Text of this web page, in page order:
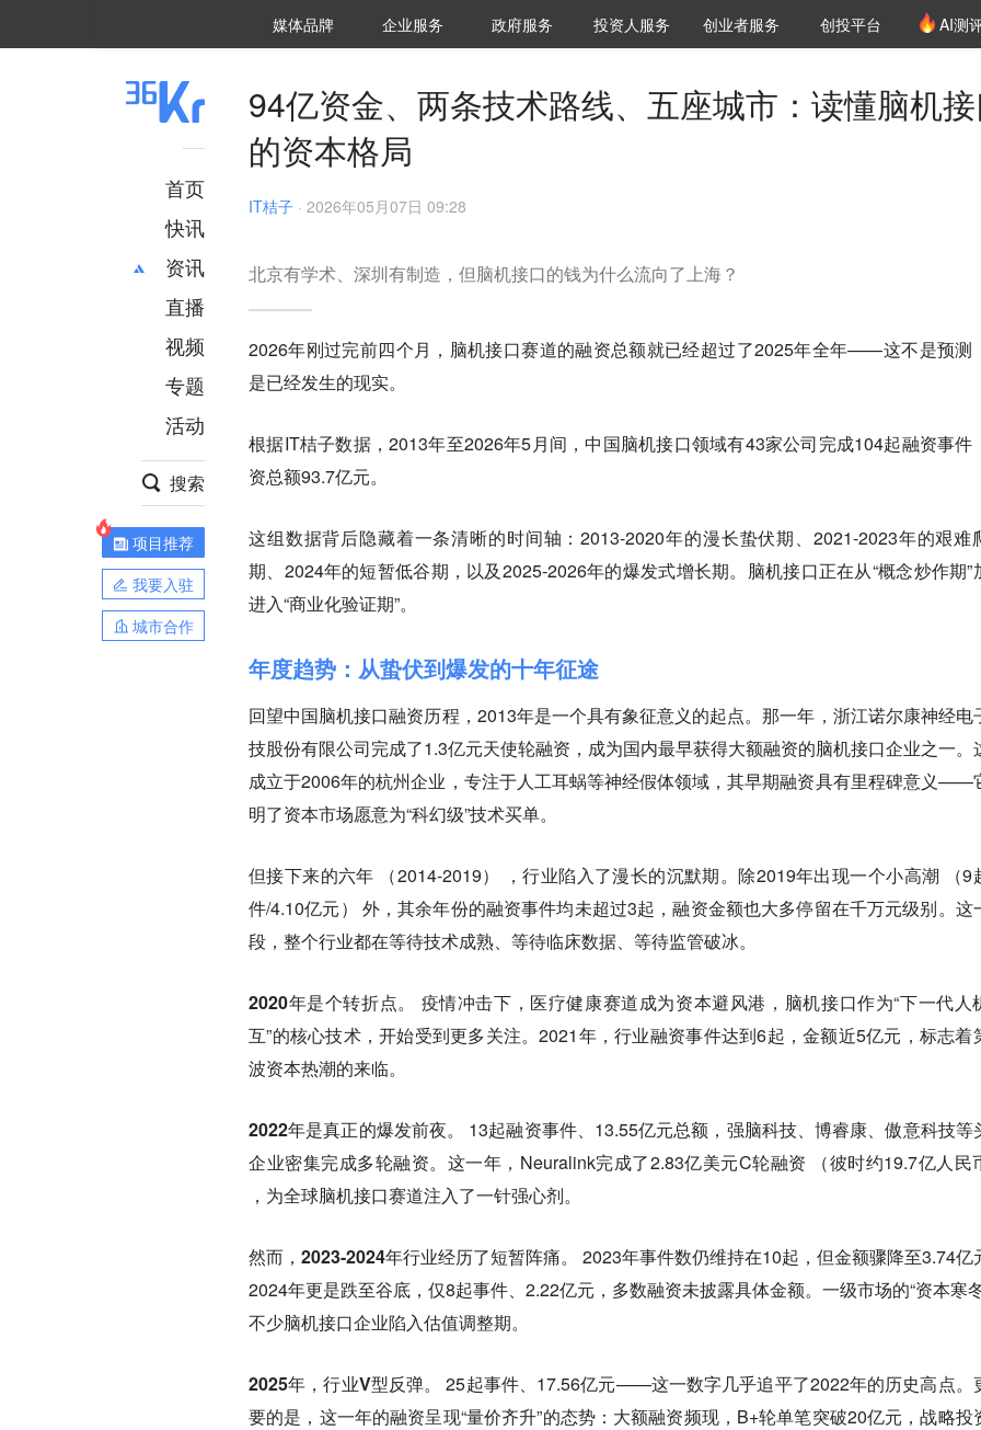
媒体品牌 36Kr研究院
企业服务 城市之窗
政府服务 VClub投资机构库
投资机构职位推介
投资人服务 创投氪堂
创业者服务 创投平台 AI测
首页
快讯
资讯
推荐
财经
项目推荐
安徽
直播
视频
专题
活动
搜索
项目推荐
我要入驻
城市合作
94亿资金、两条技术路线、五座城市：读懂脑机接
的资本格局
IT桔子 · 2026年05月07日 09:28
北京有学术、深圳有制造，但脑机接口的钱为什么流向了上海？
2026年刚过完前四个月，脑机接口赛道的融资总额就已经超过了2025年全年——这不是预测
是已经发生的现实。
根据IT桔子数据，2013年至2026年5月间，中国脑机接口领域有43家公司完成104起融资事件
资总额93.7亿元。
这组数据背后隐藏着一条清晰的时间轴：2013-2020年的漫长蛰伏期、2021-2023年的艰难
期、2024年的短暂低谷期，以及2025-2026年的爆发式增长期。脑机接口正在从“概念炒作期”
进入“商业化验证期”。
年度趋势：从蛰伏到爆发的十年征途
回望中国脑机接口融资历程，2013年是一个具有象征意义的起点。那一年，浙江诺尔康神经电
技股份有限公司完成了1.3亿元天使轮融资，成为国内最早获得大额融资的脑机接口企业之一。
成立于2006年的杭州企业，专注于人工耳蜗等神经假体领域，其早期融资具有里程碑意义——
明了资本市场愿意为“科幻级”技术买单。
但接下来的六年 （2014-2019） ，行业陷入了漫长的沉默期。除2019年出现一个小高潮 （9
件/4.10亿元） 外，其余年份的融资事件均未超过3起，融资金额也大多停留在千万元级别。这
段，整个行业都在等待技术成熟、等待临床数据、等待监管破冰。
2020年是个转折点。
疫情冲击下，医疗健康赛道成为资本避风港，脑机接口作为“下一代人
互”的核心技术，开始受到更多关注。2021年，行业融资事件达到6起，金额近5亿元，标志着
波资本热潮的来临。
2022年是真正的爆发前夜。
13起融资事件、13.55亿元总额，强脑科技、博睿康、傲意科技等
企业密集完成多轮融资。这一年，Neuralink完成了2.83亿美元C轮融资 （彼时约19.7亿人民
，为全球脑机接口赛道注入了一针强心剂。
然而，2023-2024年行业经历了短暂阵痛。
2023年事件数仍维持在10起，但金额骤降至3.74亿
2024年更是跌至谷底，仅8起事件、2.22亿元，多数融资未披露具体金额。一级市场的“资本寒
不少脑机接口企业陷入估值调整期。
2025年，行业V型反弹。
25起事件、17.56亿元——这一数字几乎追平了2022年的历史高点。
要的是，这一年的融资呈现“量价齐升”的态势：大额融资频现，B+轮单笔突破20亿元，战略投